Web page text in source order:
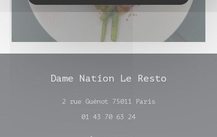
Dame Nation Le Resto
2 rue Guénot 75011 Paris((ouvre une
01 43 70 63 24